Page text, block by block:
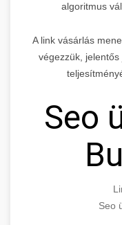
algoritmus
A link vásárlás
végezzük,
Seo
Seo